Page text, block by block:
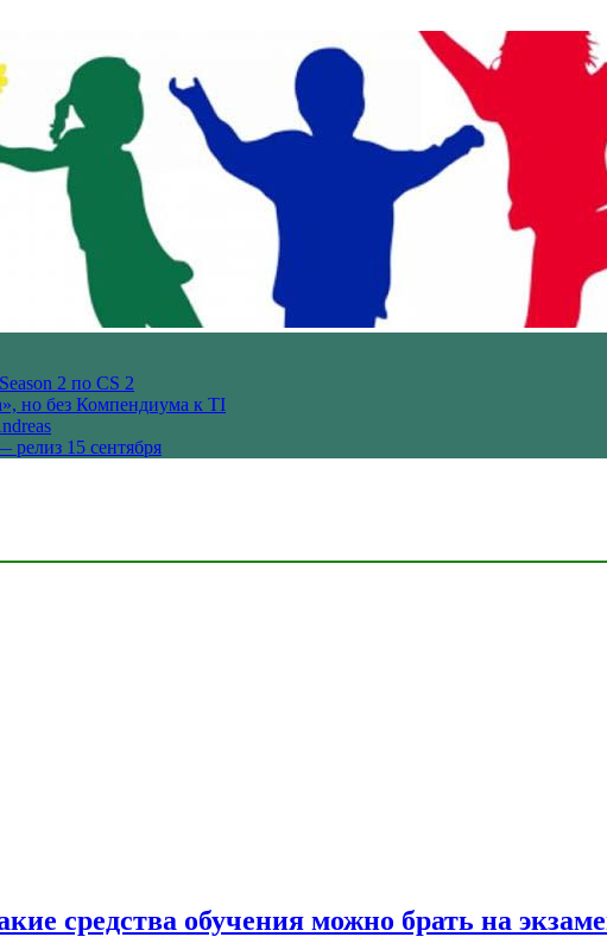
2 по CS 2
но без Компендиума к TI
15 сентября
средства обучения можно брать на